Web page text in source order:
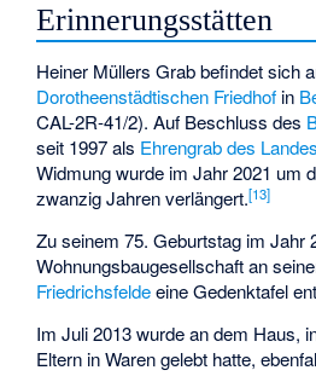
Erinnerungsstätten
Heiner Müllers Grab befindet sich
Dorotheenstädtischen Friedhof in
CAL-2R-41/2). Auf Beschluss des
seit 1997 als Ehrengrab des
Widmung wurde im Jahr 2021 um
zwanzig Jahren verlängert.[13]
Zu seinem 75. Geburtstag im Jahr
Wohnungsbaugesellschaft an
Friedrichsfeldeeine Gedenktafel
Im Juli 2013 wurde an dem Haus,
Eltern in Waren gelebt hatte,